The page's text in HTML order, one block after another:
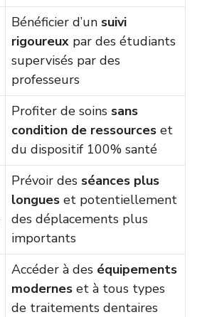
Bénéficier d’un suivi
rigoureux par des étudiants
supervisés par des
professeurs
Profiter de soins sans
condition de ressources et
du dispositif 100% santé
Prévoir des séances plus
longues et potentiellement
des déplacements plus
importants
Accéder à des équipements
modernes et à tous types
de traitements dentaires